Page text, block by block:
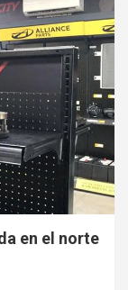
en el norte